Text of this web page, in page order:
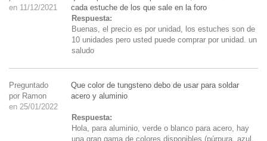
en 11/12/2021
cada estuche de los que sale en la foro
Respuesta:
Buenas, el precio es por unidad, los estuches son de
10 unidades pero usted puede comprar por unidad. un
saludo
Preguntado
por Ramon
en 25/01/2022
Que color de tungsteno debo de usar para soldar
acero y aluminio
Respuesta:
Hola, para aluminio, verde o blanco para acero, hay
una gran gama de colores disponibles (púrpura, azul,